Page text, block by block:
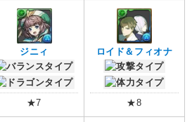
ジニィ
★7
ロイド＆フィオナ
★8